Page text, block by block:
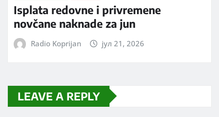
Isplata redovne i privremene
novčane naknade za jun
Radio Koprijan јул 21, 2026
LEAVE A REPLY